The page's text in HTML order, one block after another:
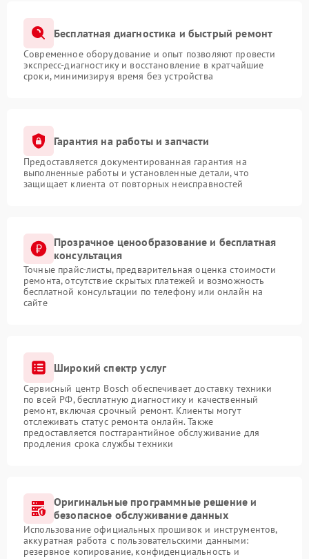
Бесплатная диагностика и быстрый ремонт
Современное оборудование и опыт позволяют провести
экспресс-диагностику и восстановление в кратчайшие
сроки, минимизируя время без устройства
Гарантия на работы и запчасти
Предоставляется документированная гарантия на
выполненные работы и установленные детали, что
защищает клиента от повторных неисправностей
Прозрачное ценообразование и бесплатная
консультация
Точные прайс-листы, предварительная оценка стоимости
ремонта, отсутствие скрытых платежей и возможность
бесплатной консультации по телефону или онлайн на
сайте
Широкий спектр услуг
Сервисный центр Bosch обеспечивает доставку техники
по всей РФ, бесплатную диагностику и качественный
ремонт, включая срочный ремонт. Клиенты могут
отслеживать статус ремонта онлайн. Также
предоставляется постгарантийное обслуживание для
продления срока службы техники
Оригинальные программные решение и
безопасное обслуживание данных
Использование официальных прошивок и инструментов,
аккуратная работа с пользовательскими данными:
резервное копирование, конфиденциальность и